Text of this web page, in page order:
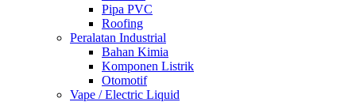
Pipa PVC
Roofing
Peralatan Industrial
Bahan Kimia
Komponen Listrik
Otomotif
Vape / Electric Liquid